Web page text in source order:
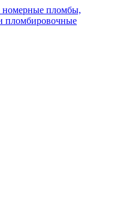
пломбы,
пломбировочные